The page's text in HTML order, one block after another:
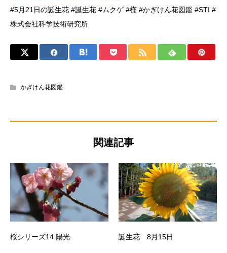
#5月21日の誕生花 #誕生花 #ムクゲ #槿 #かぎけん花図鑑 #STI #
株式会社科学技術研究所
かぎけん花図鑑
関連記事
桜シリーズ14.陽光 誕生花 8月15日